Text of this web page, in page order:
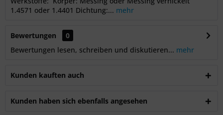
1.4571 oder 1.4401 Dichtung:... mehr
Bewertungen
0
Bewertungen lesen, schreiben und diskutieren... mehr
Kunden kauften auch
Kunden haben sich ebenfalls angesehen